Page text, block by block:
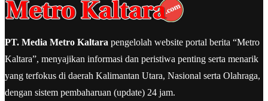
PT. Media Metro Kaltara pengelolah website portal berita “Metro
Kaltara”, menyajikan informasi dan peristiwa penting serta menarik
yang terfokus di daerah Kalimantan Utara, Nasional serta Olahraga,
dengan sistem pembaharuan (update) 24 jam.